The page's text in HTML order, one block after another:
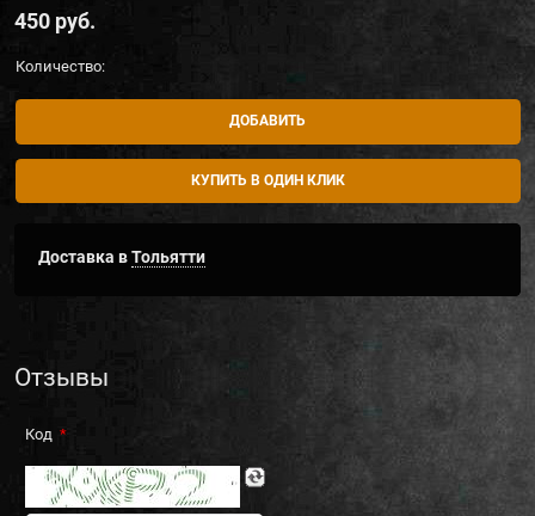
450 руб.
Количество:
ДОБАВИТЬ
КУПИТЬ В ОДИН КЛИК
Доставка вТольятти
Отзывы
Код